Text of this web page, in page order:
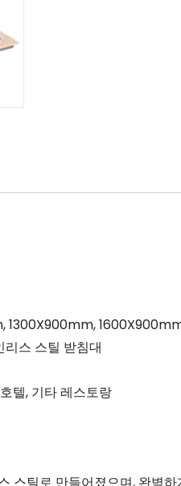
1300X900mm,
스 스틸 받침대
텔, 기타 레스토랑
스틸로 만들어졌으며, 완벽